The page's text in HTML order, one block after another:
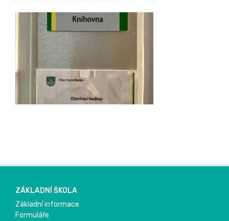
ZÁKLADNÍ ŠKOLA
Základní informace
Formuláře